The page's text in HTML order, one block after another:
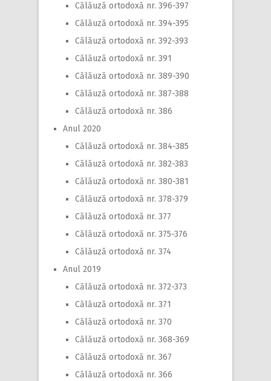
Călăuză ortodoxă nr. 396-397
Călăuză ortodoxă nr. 394-395
Călăuză ortodoxă nr. 392-393
Călăuză ortodoxă nr. 391
Călăuză ortodoxă nr. 389-390
Călăuză ortodoxă nr. 387-388
Călăuză ortodoxă nr. 386
Anul 2020
Călăuză ortodoxă nr. 384-385
Călăuză ortodoxă nr. 382-383
Călăuză ortodoxă nr. 380-381
Călăuză ortodoxă nr. 378-379
Călăuză ortodoxă nr. 377
Călăuză ortodoxă nr. 375-376
Călăuză ortodoxă nr. 374
Anul 2019
Călăuză ortodoxă nr. 372-373
Călăuză ortodoxă nr. 371
Călăuză ortodoxă nr. 370
Călăuză ortodoxă nr. 368-369
Călăuză ortodoxă nr. 367
Călăuză ortodoxă nr. 366